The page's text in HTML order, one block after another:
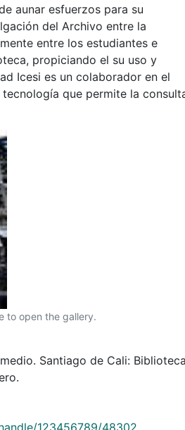
aunar esfuerzos para su
del Archivo entre la
entre los estudiantes e
propiciando el su uso y
Icesi es un colaborador en el
que permite la
to open the gallery.
Santiago de Cali: Biblioteca
123456789/48302